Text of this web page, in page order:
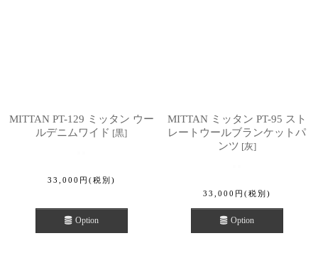
MITTAN PT-129 ミッタン ウー
ルデニムワイド [黒]
33,000 円 (税別)
Option
MITTAN ミッタン PT-95 スト
レートウールブランケットパ
ンツ [灰]
33,000 円 (税別)
Option